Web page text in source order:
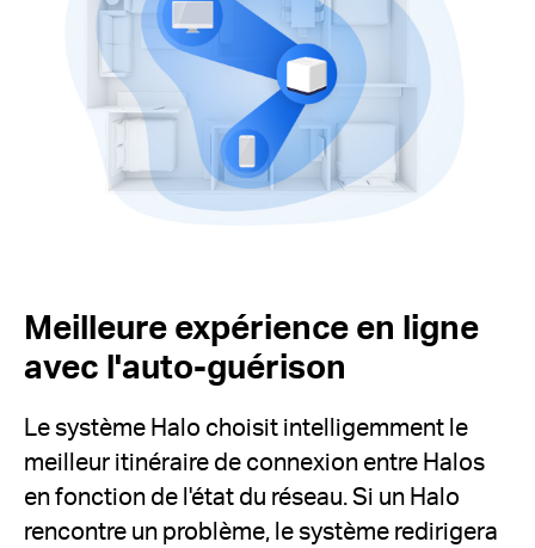
Meilleure expérience en ligne
avec l'auto-guérison
Le système Halo choisit intelligemment le
meilleur itinéraire de connexion entre Halos
en fonction de l'état du réseau.Si un Halo
rencontre un problème, le système redirigera